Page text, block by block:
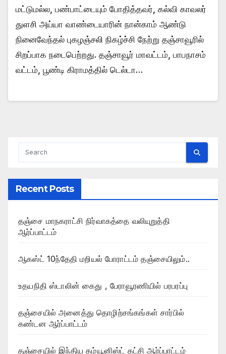
மட்டுமல்ல, பண்பாட்டையும் போதித்தவர், கல்வி காவலர்
துளசி அய்யா வாண்டையாரின் நான்காம் ஆண்டு
நினைவேந்தல் புகழஞ்சலி நிகழ்ச்சி நேற்று தஞ்சாவூரில்
சிறப்பாக நடைபெற்றது. தஞ்சாவூர் மாவட்டம், பாபநாசம்
வட்டம், பூண்டி கிராமத்தில் டெல்டா…
Recent Posts
தஞ்சை மாநகராட்சி நிர்வாகத்தை வலியுறுத்தி
ஆர்ப்பாட்டம்
ஆகஸ்ட் 10ந்தேதி மறியல் போராட்டம் தஞ்சையிலும்..
உதயநிதி ஸ்டாலின் கைது , பேராவூரணியில் பரபரப்பு
தஞ்சையில் அனைத்து தொழிற்சங்கங்கள் சார்பில்
கண்டன ஆர்ப்பாட்டம்
தஞ்சையில் இந்திய கம்யூனிஸ்ட் கட்சி ஆர்ப்பாட்டம்